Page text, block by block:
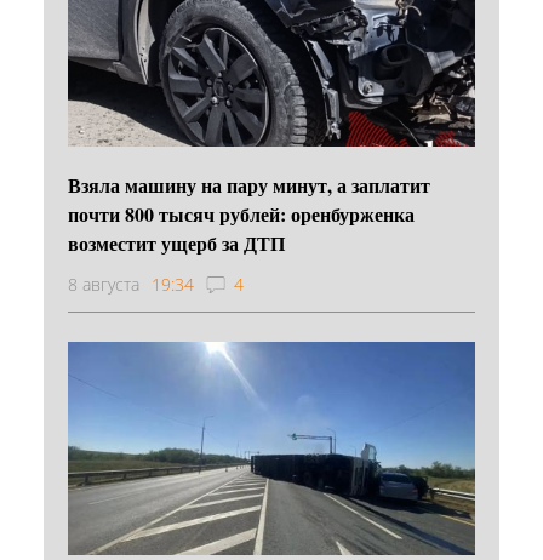
Взяла машину на пару минут, а заплатит
почти 800 тысяч рублей: оренбурженка
возместит ущерб за ДТП
8 августа 19:34 4